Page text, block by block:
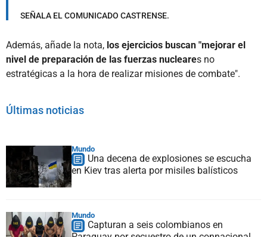
SEÑALA EL COMUNICADO CASTRENSE.
Además, añade la nota, los ejercicios buscan "mejorar el
nivel de preparación de las fuerzas nucleares no
estratégicas a la hora de realizar misiones de combate".
Últimas noticias
Mundo
Una decena de explosiones se escucha
en Kiev tras alerta por misiles balísticos
Mundo
Capturan a seis colombianos en